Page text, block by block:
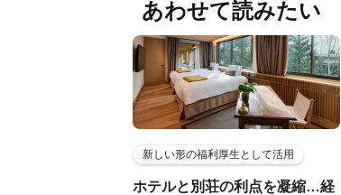
あわせて読みたい
新しい形の福利厚生として活用
ホテルと別荘の利点を凝縮…経